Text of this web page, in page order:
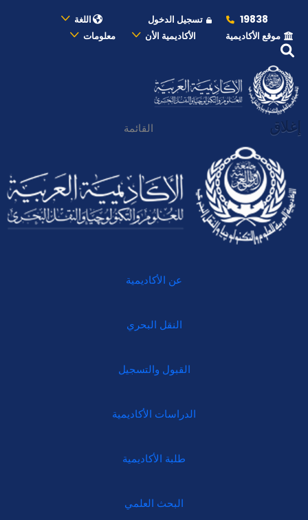
19838 تسجيل الدخول
اللغة
موقع الأكاديمية
الأكاديمية الأن معلومات
إغلاق القائمة
عن الأكاديمية
النقل البحري
القبول والتسجيل
الدراسات الأكاديمية
طلبة الأكاديمية
البحث العلمي